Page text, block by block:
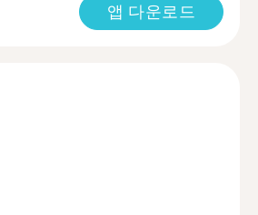
앱 다운로드